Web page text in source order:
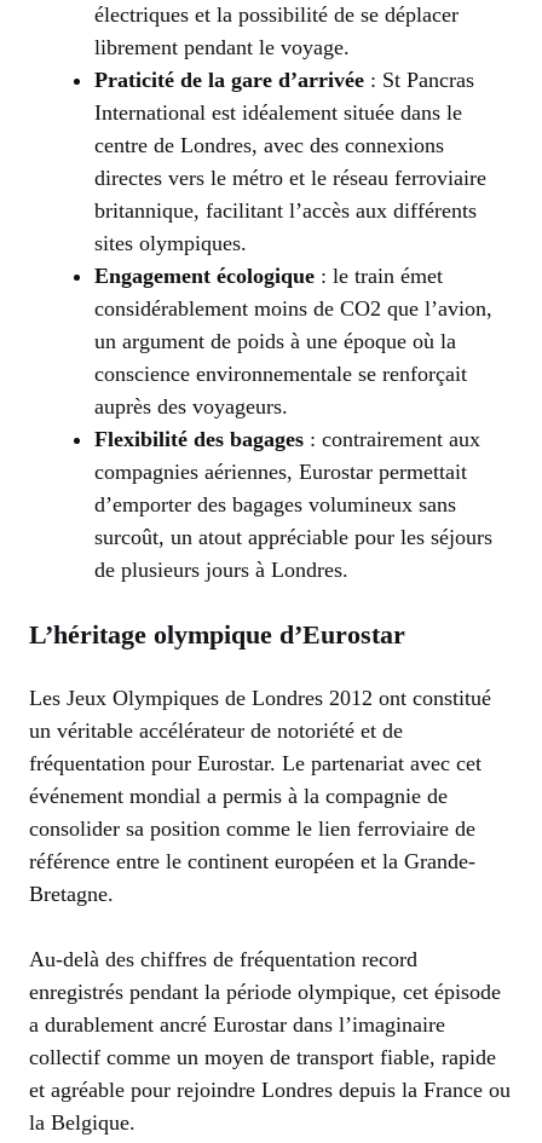
électriques et la possibilité de se déplacer
librement pendant le voyage.
Praticité de la gare d’arrivée : St Pancras
International est idéalement située dans le
centre de Londres, avec des connexions
directes vers le métro et le réseau ferroviaire
britannique, facilitant l’accès aux différents
sites olympiques.
Engagement écologique : le train émet
considérablement moins de CO2 que l’avion,
un argument de poids à une époque où la
conscience environnementale se renforçait
auprès des voyageurs.
Flexibilité des bagages : contrairement aux
compagnies aériennes, Eurostar permettait
d’emporter des bagages volumineux sans
surcoût, un atout appréciable pour les séjours
de plusieurs jours à Londres.
L’héritage olympique d’Eurostar
Les Jeux Olympiques de Londres 2012 ont constitué
un véritable accélérateur de notoriété et de
fréquentation pour Eurostar. Le partenariat avec cet
événement mondial a permis à la compagnie de
consolider sa position comme le lien ferroviaire de
référence entre le continent européen et la Grande-
Bretagne.
Au-delà des chiffres de fréquentation record
enregistrés pendant la période olympique, cet épisode
a durablement ancré Eurostar dans l’imaginaire
collectif comme un moyen de transport fiable, rapide
et agréable pour rejoindre Londres depuis la France ou
la Belgique.